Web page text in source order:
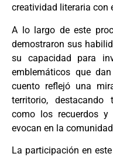
creatividad literaria con
A lo largo de este
demostraron sus
su capacidad para
emblemáticos que
cuento reflejó una
territorio,
como los recuerdos y
evocan en la
La participación en